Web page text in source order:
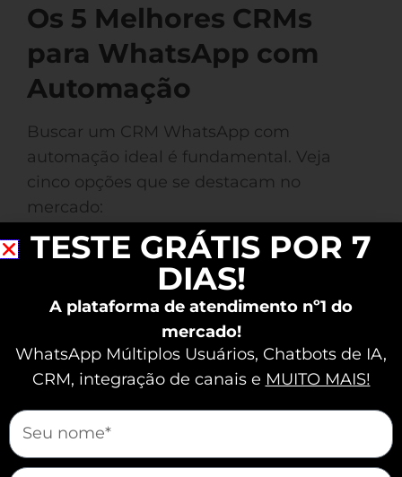
Os 5 Melhores CRMs
para WhatsApp com
Automação
Buscar um CRM WhatsApp com
automação ideal é fundamental. Veja
cinco opções que se destacam no
mercado:
Nexloo
O Nexloo é um CRM com funcionalidades
robustas, permitindo o gerenciamento de
conversas e a segmentação prática de
contatos. Ele é ideal para aumentar a
TESTE GRÁTIS POR 7
DIAS!
A plataforma de atendimento nº1 do
mercado!
WhatsApp Múltiplos Usuários, Chatbots de IA,
CRM, integração de canais e MUITO MAIS!
mauticform[nome]